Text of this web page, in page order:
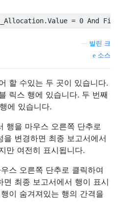
.Value = 0 And
빌린 크
소스
할 수있는 두 곳이 있습니다.
릭스 행에 있습니다. 두 번째
에 있습니다.
행을 마우스 오른쪽 단추로
을 변경하면 최종 보고서에서
만 여전히 표시됩니다.
스 오른쪽 단추로 클릭하여
면 최종 보고서에서 행이 표시
이 숨겨져있는 행의 간격을